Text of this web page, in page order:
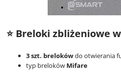
⭐ Breloki zbliżeniowe
3 szt. brelokówdo otwierania
typ breloków Mifare